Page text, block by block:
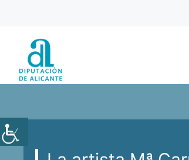
contenido